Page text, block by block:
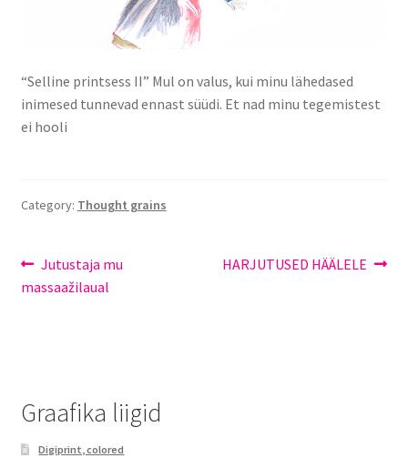
Privaatsuspoliitika
“Selline printsess II” Mul on valus, kui minu lähedased
inimesed tunnevad ennast süüdi. Et nad minu tegemistest
ei hooli
Category: Thought grains
Jutustaja mu
massaažilaual
HARJUTUSED HÄÄLELE
Graafika liigid
Digiprint, colored